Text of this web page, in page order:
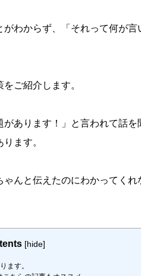
わからず、「それって何が
ご紹介します。
あります！」と言われて話
ます。
ゃんと伝えたのにわかってく
[hide]
ます。